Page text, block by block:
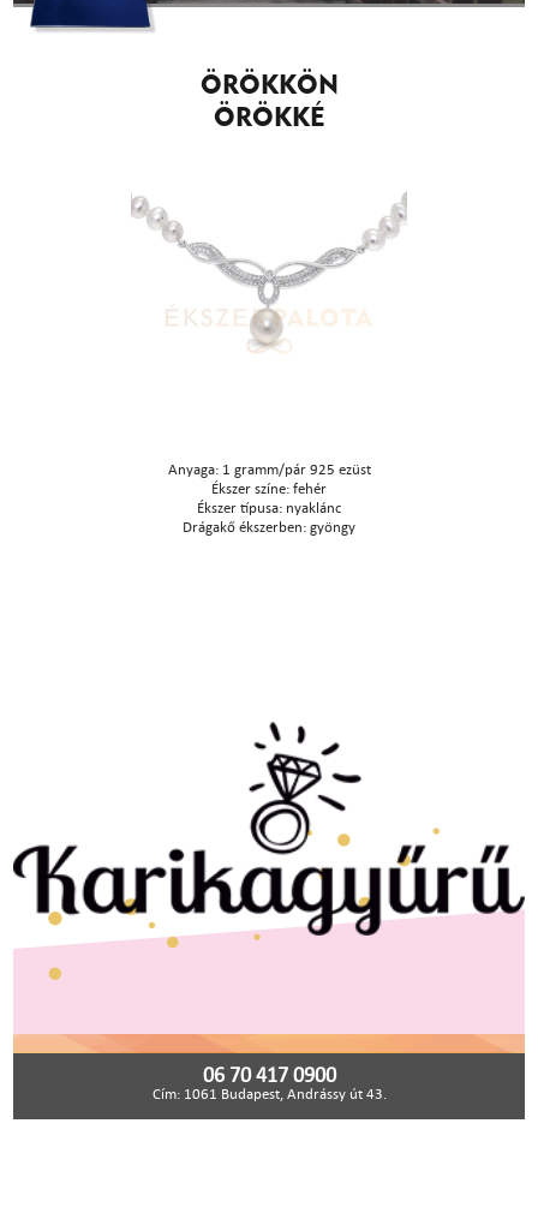
ÖRÖKKÖN
ÖRÖKKÉ
Anyaga: 1 gramm/pár 925 ezüst
Ékszer színe: fehér
Ékszer típusa: nyaklánc
Drágakő ékszerben: gyöngy
06 70 417 0900
Cím: 1061 Budapest, Andrássy út 43.